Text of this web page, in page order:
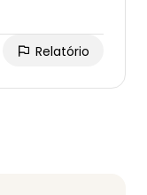
Relatório